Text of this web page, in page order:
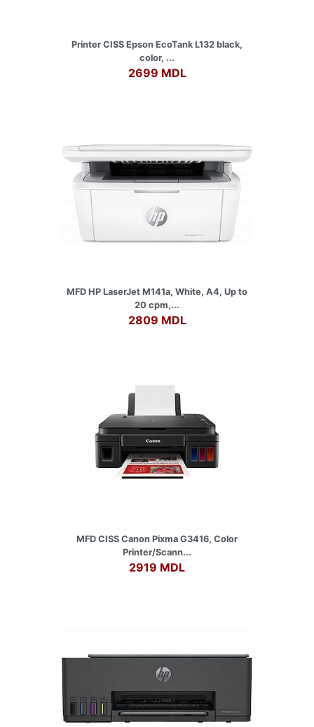
Printer CISS Epson EcoTank L132 black,
color, ...
2699 MDL
MFD HP LaserJet M141a, White, A4, Up to
20 cpm,...
2809 MDL
MFD CISS Canon Pixma G3416, Color
Printer/Scann...
2919 MDL